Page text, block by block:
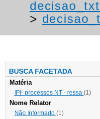
>
BUSCA FACETADA
Matéria
IPI- processos NT - ressa (1)
Nome Relator
Não Informado (1)